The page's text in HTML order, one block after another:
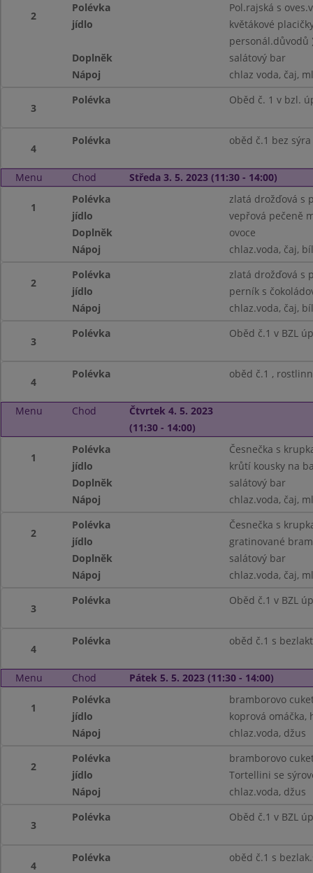
2
Polévka
Pol.rajská s
jídlo
květákové
personál.důvodů
Doplněk
salátový bar
Nápoj
chlaz voda, čaj,
3
Polévka Oběd č. 1 v bzl.
4
Polévka oběd č.1 bez sýra
Menu Chod Středa 3. 5. 2023 (11:30 - 14:00)
1
Polévka
zlatá drožďová s
jídlo
vepřová pečeně
Doplněk
ovoce
Nápoj
chlaz.voda, čaj,
2
Polévka
zlatá drožďová s
jídlo
perník s
Nápoj
chlaz.voda, čaj,
3
Polévka Oběd č.1 v BZL
4
Polévka oběd č.1 ,
Menu Chod
Čtvrtek 4. 5. 2023
(11:30 - 14:00)
1
Polévka
Česnečka s
jídlo
krůtí kousky na
Doplněk
salátový bar
Nápoj
chlaz.voda, čaj,
2
Polévka
Česnečka s
jídlo
gratinované
Doplněk
salátový bar
Nápoj
chlaz.voda, čaj,
3
Polévka Oběd č.1 v BZL
4
Polévka oběd č.1 s
Menu Chod Pátek 5. 5. 2023 (11:30 - 14:00)
1
Polévka
bramborovo
jídlo
koprová omáčka,
Nápoj
chlaz.voda, džus
2
Polévka
bramborovo
jídlo
Tortellini se
Nápoj
chlaz.voda, džus
3
Polévka Oběd č.1 v BZL
4
Polévka oběd č.1 s